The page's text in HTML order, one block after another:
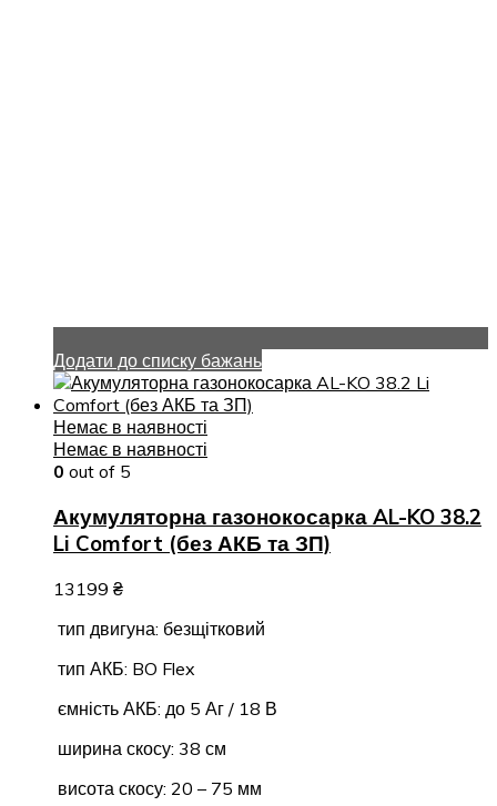
Додати до списку бажань
Немає в наявності
Немає в наявності
0 out of 5
Акумуляторна газонокосарка AL-KO 38.2
Li Comfort (без АКБ та ЗП)
13199 ₴
тип двигуна: безщітковий
тип АКБ: BO Flex
ємність АКБ: до 5 Аг / 18 В
ширина скосу: 38 см
висота скосу: 20 – 75 мм